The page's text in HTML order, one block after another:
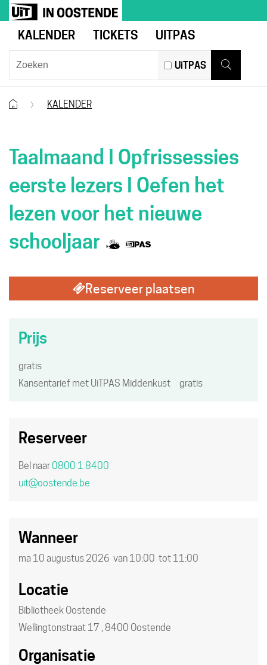
inhoud
UiT
inKALENDER TICKETS UITPAS
Wat
UiTPAS
Zoeken
StartpaginaKALENDER
Taalmaand I Opfrissessies
eerste lezers I Oefen het
lezen voor het nieuwe
schooljaar
Samen
kinderen
een
Reserveer plaatsen
Prijs
gratis
Kansentarief met UiTPAS Middenkust
gratis
Reserveer
Bel naar 0800 1 8400
uit@oostende.be
Wanneer
ma 10 augustus 2026 van 10:00 tot 11:00
Locatie
Bibliotheek Oostende
Wellingtonstraat 17 8400 Oostende
Organisatie